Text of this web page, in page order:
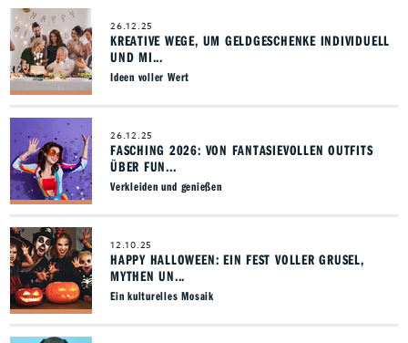
26.12.25
KREATIVE WEGE, UM GELDGESCHENKE INDIVIDUELL
UND MI...
Ideen voller Wert
26.12.25
FASCHING 2026: VON FANTASIEVOLLEN OUTFITS
ÜBER FUN...
Verkleiden und genießen
12.10.25
HAPPY HALLOWEEN: EIN FEST VOLLER GRUSEL,
MYTHEN UN...
Ein kulturelles Mosaik